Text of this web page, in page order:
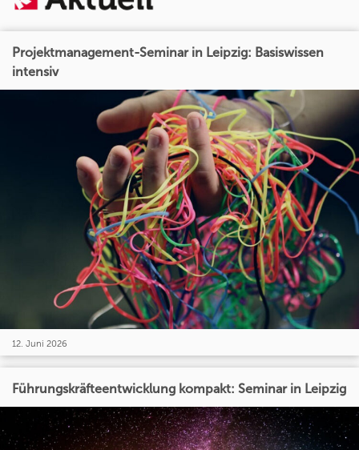
Projektmanagement-Seminar in Leipzig: Basiswissen
intensiv
12. Juni 2026
Führungskräfteentwicklung kompakt: Seminar in Leipzig